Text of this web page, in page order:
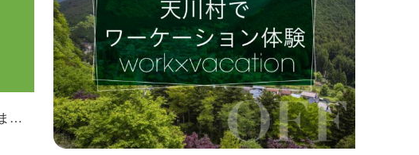
モニターツアー「ワーケーションX」を開催しました！